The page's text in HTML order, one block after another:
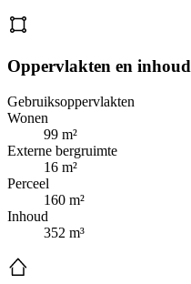
Oppervlakten en inhoud
Gebruiksoppervlakten
Wonen
99 m²
Externe bergruimte
16 m²
Perceel
160 m²
Inhoud
352 m³